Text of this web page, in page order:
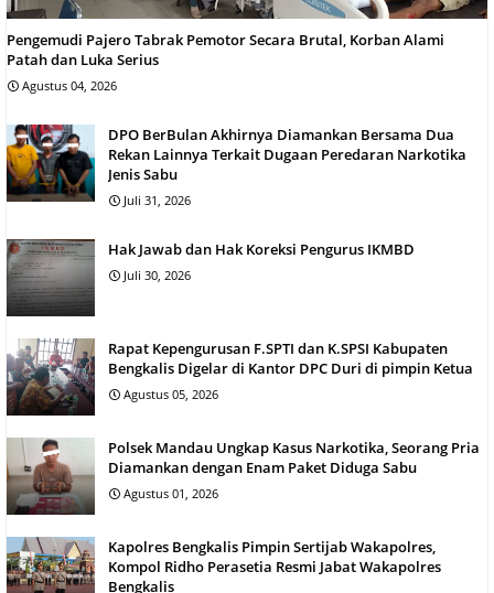
Pengemudi Pajero Tabrak Pemotor Secara Brutal, Korban Alami
Patah dan Luka Serius
Agustus 04, 2026
DPO BerBulan Akhirnya Diamankan Bersama Dua
Rekan Lainnya Terkait Dugaan Peredaran Narkotika
Jenis Sabu
Juli 31, 2026
Hak Jawab dan Hak Koreksi Pengurus IKMBD
Juli 30, 2026
Rapat Kepengurusan F.SPTI dan K.SPSI Kabupaten
Bengkalis Digelar di Kantor DPC Duri di pimpin Ketua
Agustus 05, 2026
Polsek Mandau Ungkap Kasus Narkotika, Seorang Pria
Diamankan dengan Enam Paket Diduga Sabu
Agustus 01, 2026
Kapolres Bengkalis Pimpin Sertijab Wakapolres,
Kompol Ridho Perasetia Resmi Jabat Wakapolres
Bengkalis